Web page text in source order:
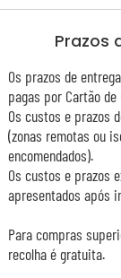
Prazos
Os prazos de
pagas por Cartão de
Os custos e prazos
(zonas remotas ou
encomendados).
Os custos e prazos
apresentados após
Para compras
recolha é gratuita.